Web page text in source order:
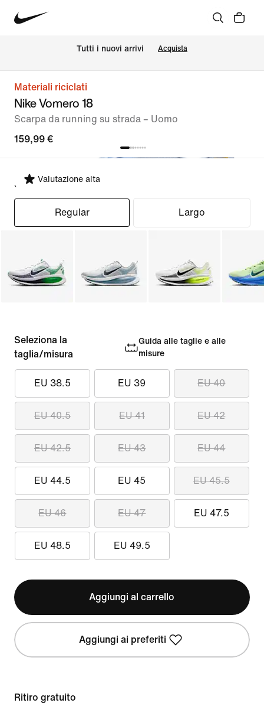
Tutti i nuovi arrivi Acquista
Materiali riciclati
Nike Vomero 18
Scarpa da running su strada – Uomo
159,99 €
Valutazione alta
Seleziona fit
Regular Largo
Seleziona la
taglia/misura
Guida alle taglie e alle
misure
EU 38.5 EU 39 EU 40
EU 40.5 EU 41 EU 42
EU 42.5 EU 43 EU 44
EU 44.5 EU 45 EU 45.5
EU 46 EU 47 EU 47.5
EU 48.5 EU 49.5
Aggiungi al carrello
Aggiungi ai preferiti
Ritiro gratuito